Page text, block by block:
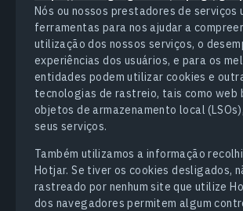
Nós ou nossos prestadores de serviços
ferramentas para nos ajudar a
utilização dos nossos serviços, o
experiências dos usuários, e para os
entidades podem utilizar cookies e
tecnologias de rastreio, tais como web
objetos de armazenamento local
seus serviços.
Também utilizamos a informação
Hotjar. Se tiver os cookies desligados,
rastreado por nenhum site que utilize
dos navegadores permitem algum